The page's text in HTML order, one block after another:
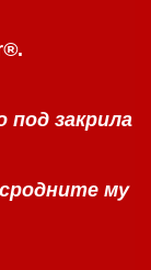
®.
под закрила
му